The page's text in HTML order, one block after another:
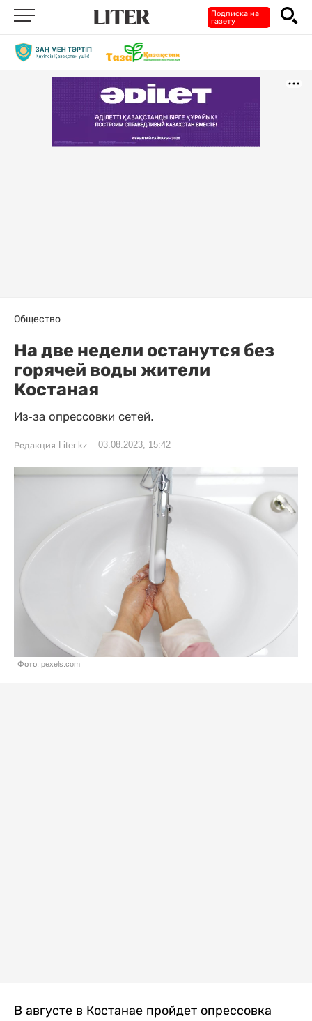
Подписка на
газету
Общество
На две недели останутся без
горячей воды жители
Костаная
Из-за опрессовки сетей.
Редакция Liter.kz 03.08.2023, 15:42
Фото: pexels.com
В августе в Костанае пройдет опрессовка